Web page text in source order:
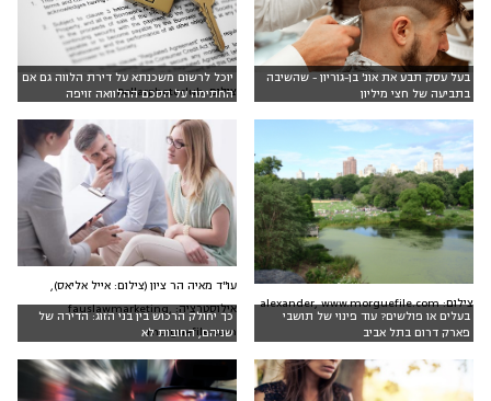
בעל עסק תבע את אונ' בן-גוריון - שהשיבה
בתביעה של חצי מיליון
יוכל לרשום משכנתא על דירת הלווה גם אם
החתימה על הסכם ההלוואה זויפה
צילום: Dollarphotoclub
בעלים או פולשים? עוד פינוי של תושבי
פארק דרום בתל אביב
צילום: alexander, www.morguefile.com
כך יחולק הרכוש בין בני הזוג: הדירה של
שניהם, החובות לא
עו"ד מאיה הר ציון (צילום: אייל אליאס),
אילוסטרציה: fauslawmarketing,
morguefile.com